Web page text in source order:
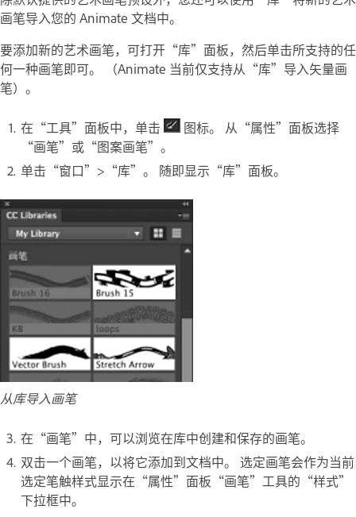
画笔导入您的 Animate 文档中。
要添加新的艺术画笔，可打开“库”面板，然后单击所支持的任
何一种画笔即可。 （Animate 当前仅支持从“库”导入矢量画
笔）。
在“工具”面板中，单击
图标。 从“属性”面板选择
“画笔”或“图案画笔”。
单击“窗口”>“库”。 随即显示“库”面板。
从库导入画笔
在“画笔”中，可以浏览在库中创建和保存的画笔。
双击一个画笔，以将它添加到文档中。 选定画笔会作为当前
选定笔触样式显示在“属性”面板“画笔”工具的“样式”
下拉框中。